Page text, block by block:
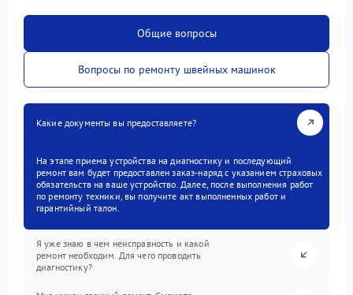
Общие вопросы
Вопросы по ремонту швейных машинок
Какие документы вы предоставляете?
На этапе приема устройства на диагностику и последующий
ремонт вам будет предоставлен заказ-наряд с указанием страховых
обязательств на ваше устройство. Далее, после выполнения работ
по ремонту техники, вы получите акт выполненных работ и
гарантийный талон.
Я уже знаю в чем неисправность и какой
ремонт необходим. Для чего проводить
диагностику?